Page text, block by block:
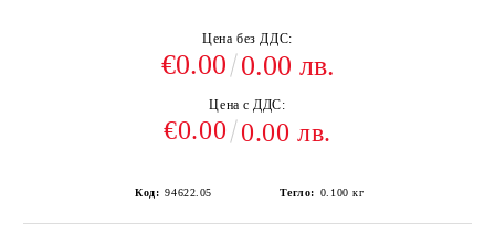
Цена без ДДС:
€0.00 0.00 лв.
Цена с ДДС:
€0.00 0.00 лв.
Код: 94622.05 Тегло: 0.100 кг